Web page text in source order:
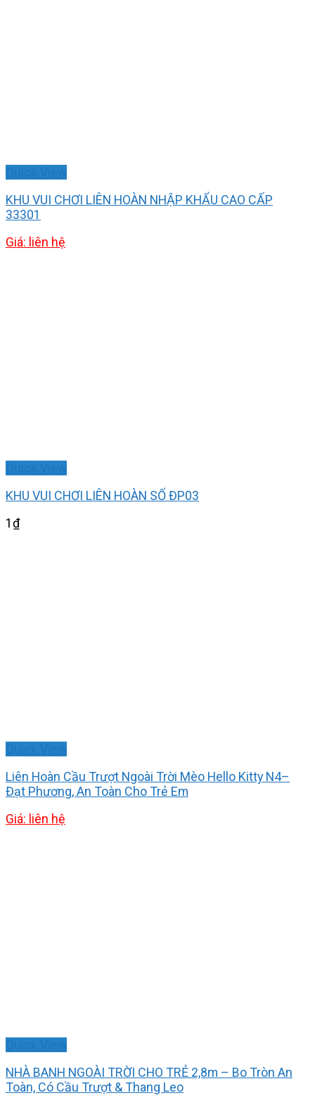
KHU VUI CHƠI LIÊN HOÀN NHẬP KHẨU CAO CẤP
33301
Giá: liên hệ
KHU VUI CHƠI LIÊN HOÀN SỐ ĐP03
1₫
Liên Hoàn Cầu Trượt Ngoài Trời Mèo Hello Kitty N4–
Đạt Phương, An Toàn Cho Trẻ Em
Giá: liên hệ
NHÀ BANH NGOÀI TRỜI CHO TRẺ 2,8m – Bo Tròn An
Toàn, Có Cầu Trượt & Thang Leo